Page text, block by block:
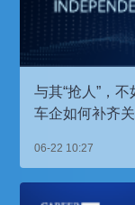
与其“抢人”，
车企如何补齐
06-22 10:27